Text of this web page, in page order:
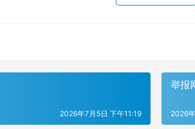
2026年7月5日 下午11:19
举报
2026